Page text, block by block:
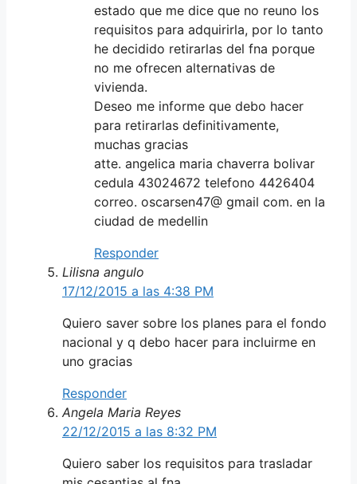
estado que me dice que no reuno los
requisitos para adquirirla, por lo tanto
he decidido retirarlas del fna porque
no me ofrecen alternativas de
vivienda.
Deseo me informe que debo hacer
para retirarlas definitivamente,
muchas gracias
atte. angelica maria chaverra bolivar
cedula 43024672 telefono 4426404
correo. oscarsen47@ gmail com. en la
ciudad de medellin
Responder
Lilisna angulo
17/12/2015 a las 4:38 PM
Quiero saver sobre los planes para el fondo
nacional y q debo hacer para incluirme en
uno gracias
Responder
Angela Maria Reyes
22/12/2015 a las 8:32 PM
Quiero saber los requisitos para trasladar